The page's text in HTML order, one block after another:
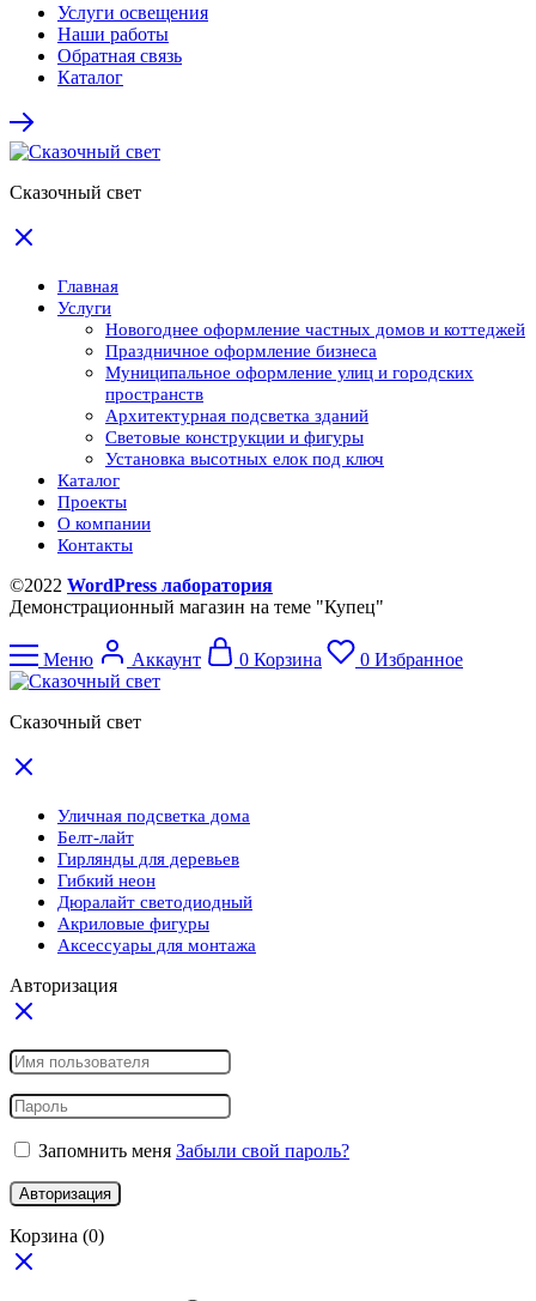
Услуги освещения
Наши работы
Обратная связь
Каталог
Сказочный свет
Главная
Услуги
Новогоднее оформление частных домов и коттеджей
Праздничное оформление бизнеса
Муниципальное оформление улиц и городских
пространств
Архитектурная подсветка зданий
Световые конструкции и фигуры
Установка высотных елок под ключ
Каталог
Проекты
О компании
Контакты
©2022 WordPress лаборатория
Демонстрационный магазин на теме "Купец"
Меню Аккаунт 0 Корзина 0 Избранное
Сказочный свет
Уличная подсветка дома
Белт-лайт
Гирлянды для деревьев
Гибкий неон
Дюралайт светодиодный
Акриловые фигуры
Аксессуары для монтажа
Авторизация
Запомнить меня Забыли свой пароль?
Авторизация
Корзина (0)